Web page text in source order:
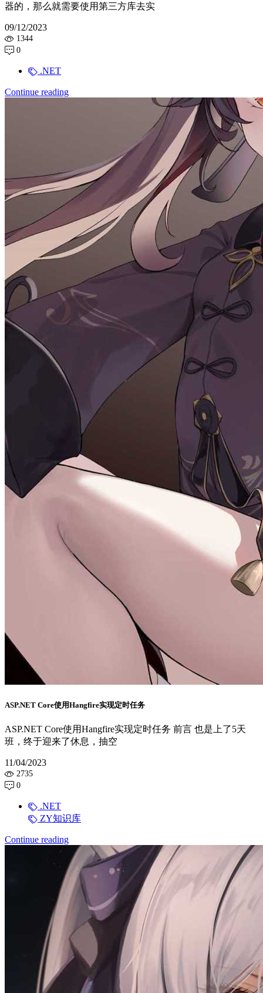
器的，那么就需要使用第三方库去实
09/12/2023
1344
0
.NET
Continue reading
ASP.NET Core使用Hangfire实现定时任务
ASP.NET Core使用Hangfire实现定时任务 前言 也是上了5天
班，终于迎来了休息，抽空
11/04/2023
2735
0
.NET
ZY知识库
Continue reading